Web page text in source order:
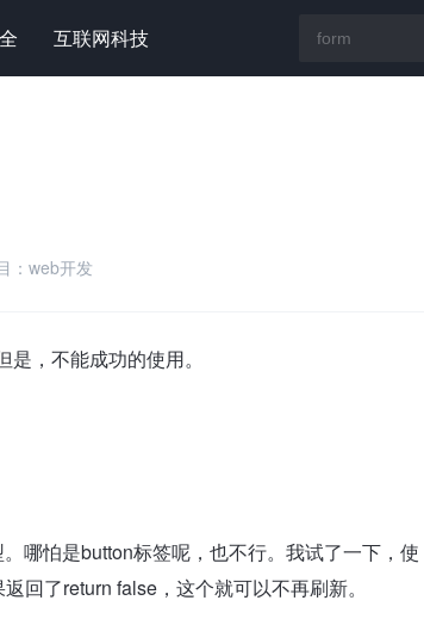
互联网科技
： web开发
，不能成功的使用。
哪怕是button标签呢，也不行。我试了一下，使
回了return false，这个就可以不再刷新。